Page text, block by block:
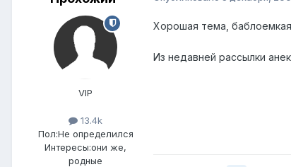
VIP
13.4k
Пол:Не определился
Интересы:они же,
родные
Хорошая тема,
Из недавней рассылки